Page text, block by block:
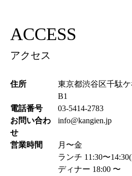
ACCESS
アクセス
住所
東京都渋谷区千駄
B1
電話番号
03-5414-2783
お問い合わ
せ
info@kangien.jp
営業時間
月〜金
ランチ 11:30〜
ディナー 18:00 〜